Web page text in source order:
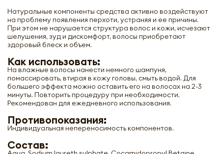
Натуральные компоненты средства активно воздействуют
на проблему появления перхоти, устраняя и ее причины.
При этом не нарушается структура волос и кожи, исчезают
шелушения, зуд и дискомфорт, волосы приобретают
здоровый блеск и объем.
Как использовать:
На влажные волосы нанести немного шампуня,
помассировать, втирая в кожу головы, смыть водой. Для
большего эффекта можно оставить его на волосах на 2-3
минуты. Повторить процедуру при необходимости.
Рекомендован для ежедневного использования.
Противопоказания:
Индивидуальная непереносимость компонентов.
Состав: